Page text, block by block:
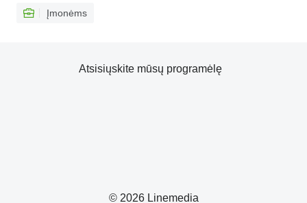
Įmonėms
© 2026 Linemedia
Atsisiųskite mūsų programėlę